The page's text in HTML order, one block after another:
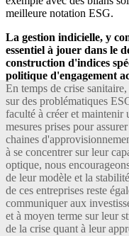
meilleure notation ESG.
La gestion indicielle, y
essentiel à jouer dans le
construction d'indices
politique d'engagement
En temps de crise
sur des problématiques
faculté à créer et maintenir
mesures prises pour
chaines
à se concentrer sur leur
optique, nous
de leur modèle et la
de ces entreprises reste
communiquer aux
et à moyen terme sur leur
de la crise quant à leur